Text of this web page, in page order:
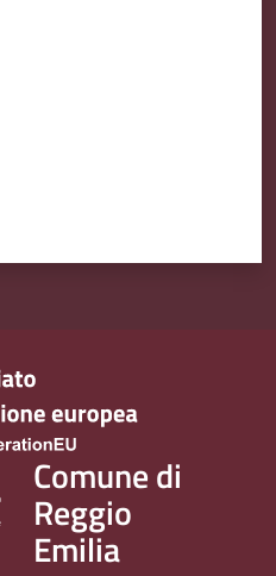
Comune di
Reggio
Emilia